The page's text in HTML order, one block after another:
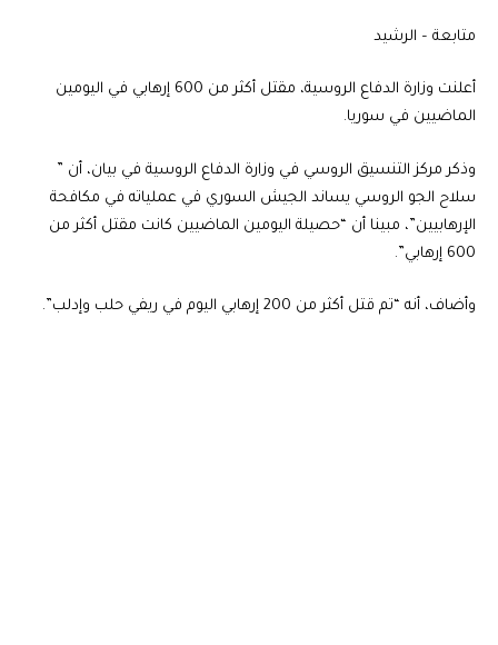
متابعة – الرشيد
أعلنت وزارة الدفاع الروسية، مقتل أكثر من 600 إرهابي في اليومين
الماضيين في سوريا.
وذكر مركز التنسيق الروسي في وزارة الدفاع الروسية في بيان، أن ”
سلاح الجو الروسي يساند الجيش السوري في عملياته في مكافحة
الإرهابيين”، مبينا أن “حصيلة اليومين الماضيين كانت مقتل أكثر من
600 إرهابي”.
وأضاف، أنه “تم قتل أكثر من 200 إرهابي اليوم في ريفي حلب وإدلب”.